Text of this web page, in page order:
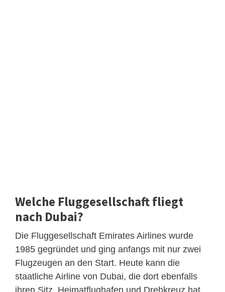
Welche Fluggesellschaft fliegt
nach Dubai?
Die Fluggesellschaft Emirates Airlines wurde
1985 gegründet und ging anfangs mit nur zwei
Flugzeugen an den Start. Heute kann die
staatliche Airline von Dubai, die dort ebenfalls